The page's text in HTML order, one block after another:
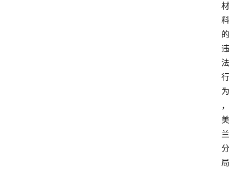
材
料
的
违
法
行
为
，
美
兰
分
局